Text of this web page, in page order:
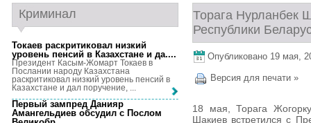
Торага Нурланбек
Республики
Опубликовано 19 мая,
Версия для печати »
18 мая, Торага
Шакиев встретился с
Криминал
Токаев раскритиковал низкий
уровень пенсий в Казахстане и да....
Президент Касым-Жомарт Токаев в
Послании народу Казахстана
раскритиковал низкий уровень пенсий в
Казахстане и дал поручение, ...
Первый зампред Данияр
Амангельдиев обсудил с Послом